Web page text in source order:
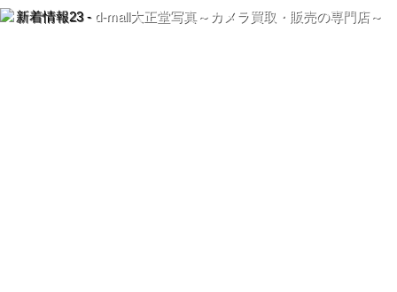
新着情報23 - d-mall大正堂写真～カメラ買取・販売の専門店～